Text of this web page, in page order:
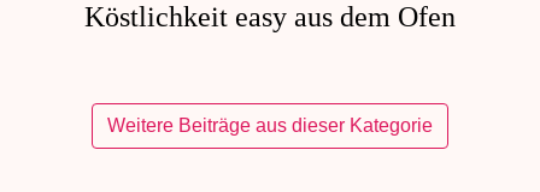
Köstlichkeit easy aus dem Ofen
Weitere Beiträge aus dieser Kategorie